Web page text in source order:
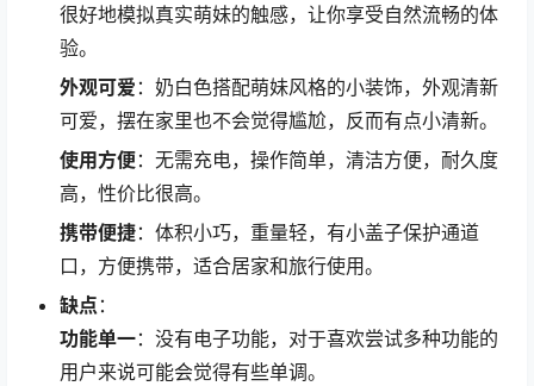
很好地模拟真实萌妹的触感，让你享受自然流畅的体
验。
外观可爱 ：奶白色搭配萌妹风格的小装饰，外观清新
可爱，摆在家里也不会觉得尴尬，反而有点小清新。
使用方便：无需充电，操作简单，清洁方便，耐久度
高，性价比很高。
携带便捷：体积小巧，重量轻，有小盖子保护通道
口，方便携带，适合居家和旅行使用。
缺点 ：
功能单一：没有电子功能，对于喜欢尝试多种功能的
用户来说可能会觉得有些单调。